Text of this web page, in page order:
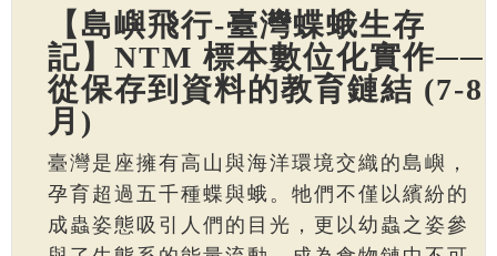
【島嶼飛行-臺灣蝶蛾生存
記】NTM 標本數位化實作──
從保存到資料的教育鏈結 (7-8
月)
臺灣是座擁有高山與海洋環境交織的島嶼，
孕育超過五千種蝶與蛾。牠們不僅以繽紛的
成蟲姿態吸引人們的目光，更以幼蟲之姿參